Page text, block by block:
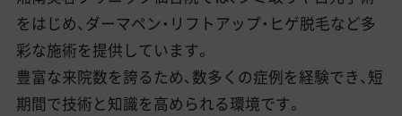
をはじめ、ダーマペン・リフトアップ・ヒゲ脱毛など多
彩な施術を提供しています。
豊富な来院数を誇るため、数多くの症例を経験でき、短
期間で技術と知識を高められる環境です。